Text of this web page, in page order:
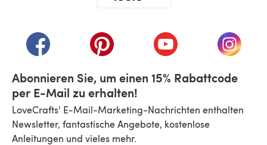
(öffnet sich in einem neuen Tab)
(öffnet sich in einem neuen Tab)
(öffnet sich in einem
(öffnet
Abonnieren Sie, um einen 15% Rabattcode
per E-Mail zu erhalten!
LoveCrafts' E-Mail-Marketing-Nachrichten enthalten
Newsletter, fantastische Angebote, kostenlose
Anleitungen und vieles mehr.